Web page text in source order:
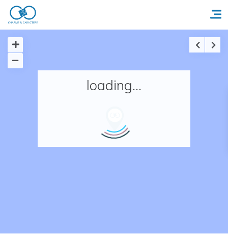
Accueil
loading...